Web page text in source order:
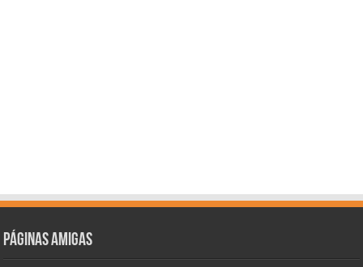
Páginas amigas